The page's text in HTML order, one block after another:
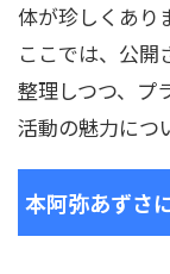
体が珍しくあり
ここでは、公開
整理しつつ、プ
活動の魅力につ
本阿弥あずさ